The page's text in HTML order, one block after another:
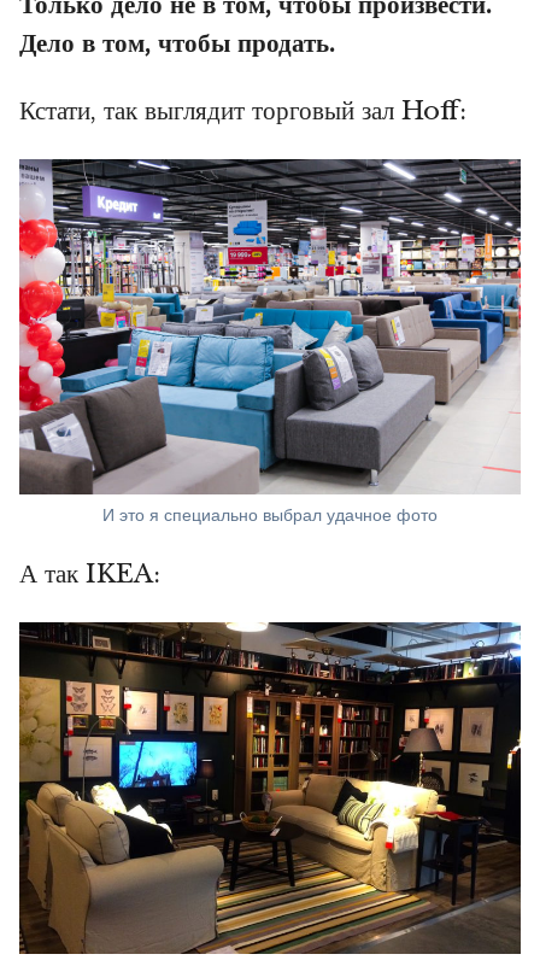
Дело в том, чтобы продать.
Кстати, так выглядит торговый зал Hoff:
И это я специально выбрал удачное фото
А так IKEA: